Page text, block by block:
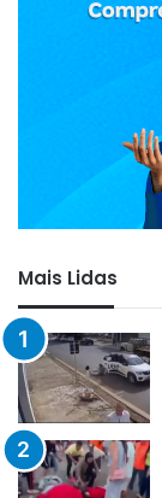
Mais Lidas